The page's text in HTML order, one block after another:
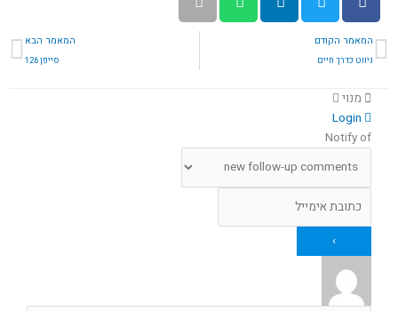
קודם
המאמר הקודם
ניווט כדרך חיים
המאמר הבא
סייפן 126
מנוי
Notify of